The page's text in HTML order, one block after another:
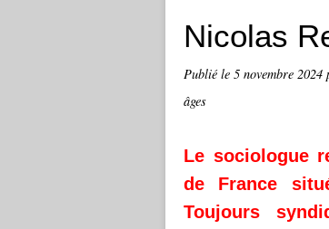
Nicolas
Publié le 5 novembre 2024
âges
Le sociologue
de France
Toujours